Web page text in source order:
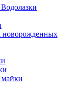
новорожденных